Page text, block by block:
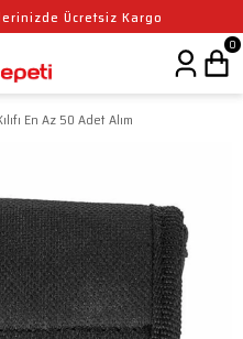
Ücretsiz Kargo
0
En Az 50 Adet Alım